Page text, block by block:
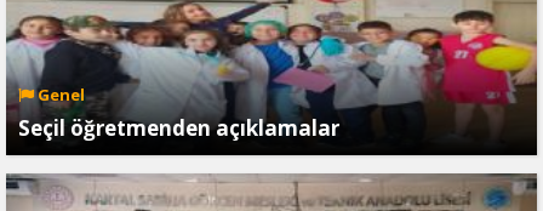
Genel
Seçil öğretmenden açıklamalar